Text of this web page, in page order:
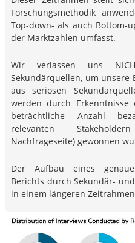
Forschungsmethodik
Top-down- als auch Bottom-
der Marktzahlen umfasst.
Wir verlassen uns
Sekundärquellen, um unsere
aus seriösen
werden durch
beträchtliche Anzahl
relevanten
Nachfrageseite) gewonnen
Der Aufbau eines
Berichts durch Sekundär-
in einem längeren